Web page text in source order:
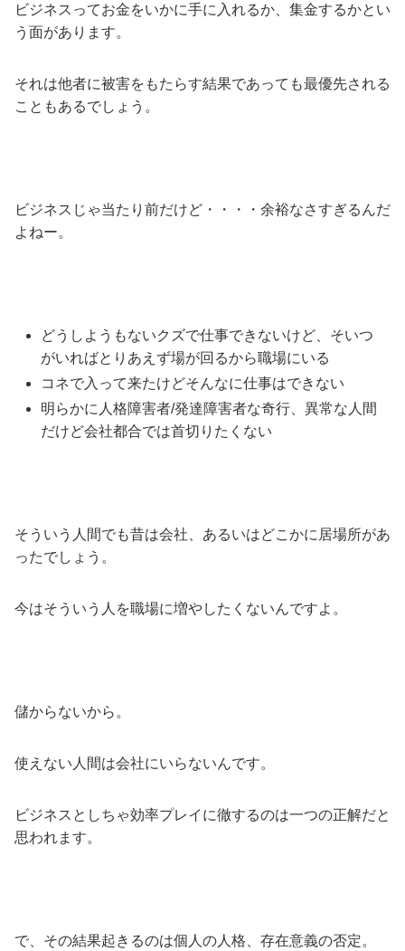
ビジネスってお金をいかに手に入れるか、集金するかとい
う面があります。
それは他者に被害をもたらす結果であっても最優先される
こともあるでしょう。
ビジネスじゃ当たり前だけど・・・・余裕なさすぎるんだ
よねー。
どうしようもないクズで仕事できないけど、そいつ
がいればとりあえず場が回るから職場にいる
コネで入って来たけどそんなに仕事はできない
明らかに人格障害者/発達障害者な奇行、異常な人間
だけど会社都合では首切りたくない
そういう人間でも昔は会社、あるいはどこかに居場所があ
ったでしょう。
今はそういう人を職場に増やしたくないんですよ。
儲からないから。
使えない人間は会社にいらないんです。
ビジネスとしちゃ効率プレイに徹するのは一つの正解だと
思われます。
で、その結果起きるのは個人の人格、存在意義の否定。